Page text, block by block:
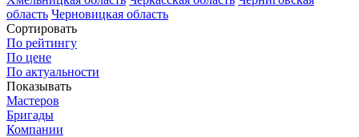
область Черновицкая область
Сортировать
По рейтингу
По цене
По актуальности
Показывать
Мастеров
Бригады
Компании